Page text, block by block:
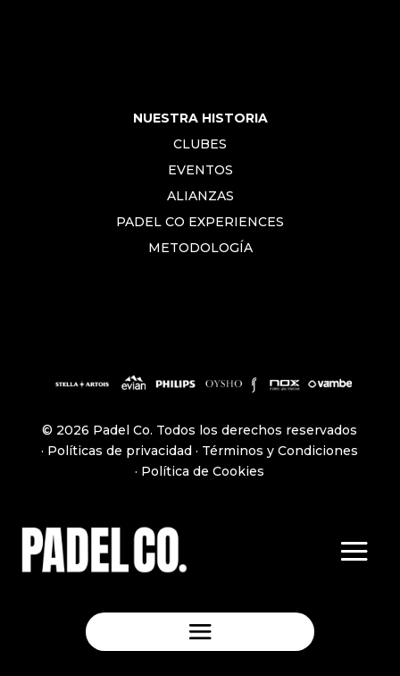
NUESTRA HISTORIA
CLUBES
EVENTOS
ALIANZAS
PADEL CO EXPERIENCES
METODOLOGÍA
© 2026 Padel Co. Todos los derechos reservados
· Políticas de privacidad · Términos y Condiciones
· Política de Cookies